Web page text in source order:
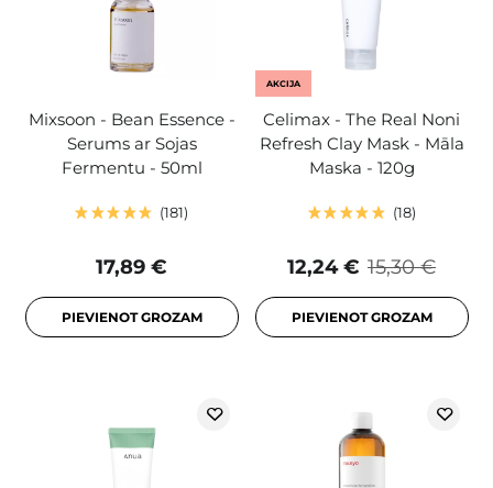
Mixsoon - Bean Essence -
Serums ar Sojas
Fermentu - 50ml
181
17,89 €
PIEVIENOT GROZAM
AKCIJA
Celimax - The Real Noni
Refresh Clay Mask - Māla
Maska - 120g
18
15,30 €
12,24 €
PIEVIENOT GROZAM